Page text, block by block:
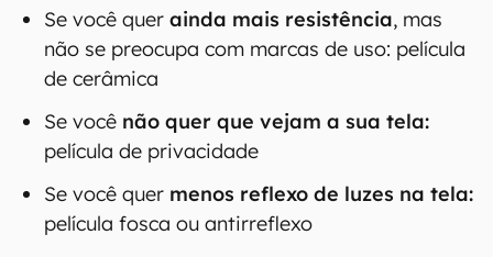
película vidro temperado
Se você não quer gastar muito e quer
arranhões:película de TPU
e quer proteger contra impactos:película
de hidrogel